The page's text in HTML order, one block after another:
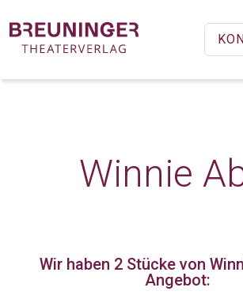
Winnie
Wir haben 2 Stücke von
Angebot: